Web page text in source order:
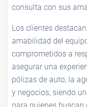
consulta con sus
Los clientes
amabilidad del
comprometidos a
asegurar una
pólizas de auto, la
y negocios, siendo